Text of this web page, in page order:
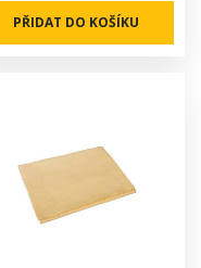
PŘIDAT DO KOŠÍKU